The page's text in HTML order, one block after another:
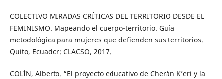
COLECTIVO MIRADAS CRÍTICAS DEL TERRITORIO DESDE EL
FEMINISMO. Mapeando el cuerpo-territorio. Guía
metodológica para mujeres que defienden sus territorios.
Quito, Ecuador: CLACSO, 2017.
COLÍN, Alberto. “El proyecto educativo de Cherán K’eri y la